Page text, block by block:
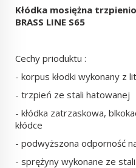
Kłódka mosiężna
BRASS LINE S65
Cechy prioduktu :
- korpus kłodki wykonany z
- trzpień ze stali hatowanej
- kłódka zatrzaskowa,
kłódce
- podwyższona odporność
- sprężyny wykonane ze